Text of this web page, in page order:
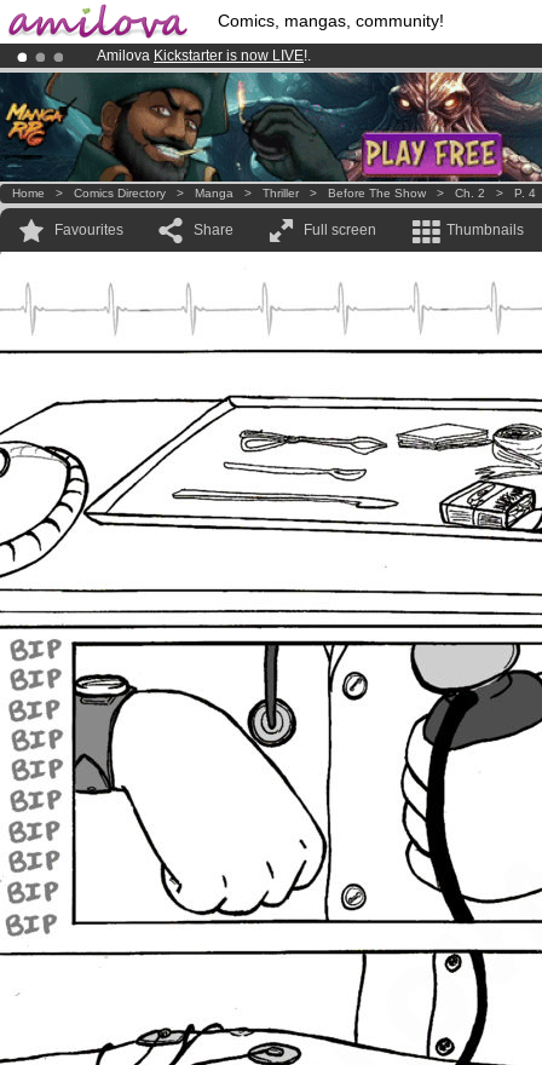
Comics, mangas, community!
Amilova Kickstarter is now LIVE!.
Already 100000membersand 1000comics & mangas!.
Premium membership from3.95 euros per month !Get membership
Home > Comics Directory > Manga > Thriller > Before The Show > Ch. 2 > P. 4
Favourites Share Full screen Thumbnails